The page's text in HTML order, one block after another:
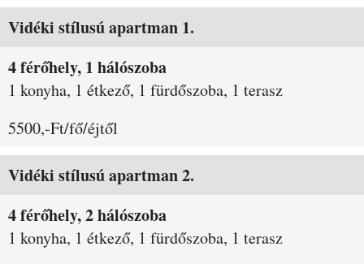
Szobák és árak
Vidéki stílusú apartman 1.
4 férőhely, 1 hálószoba
1 konyha, 1 étkező, 1 fürdőszoba, 1 terasz
5500,-Ft/fő/éjtől
Vidéki stílusú apartman 2.
4 férőhely, 2 hálószoba
1 konyha, 1 étkező, 1 fürdőszoba, 1 terasz